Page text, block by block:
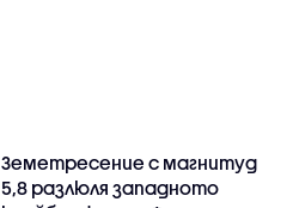
Земетресение с магнитуд
5,8 разлюля западното